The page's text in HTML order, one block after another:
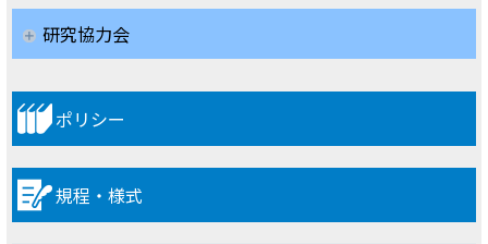
研究協力会
ポリシー
規程・様式